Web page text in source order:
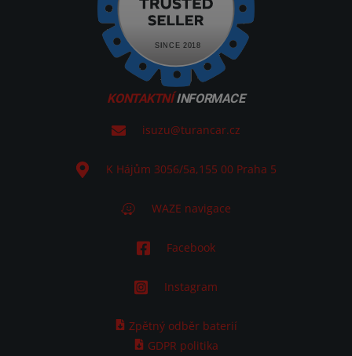
KONTAKTNÍINFORMACE
isuzu@turancar.cz
K Hájům 3056/5a,155 00 Praha 5
WAZE navigace
Facebook
Instagram
Zpětný odběr baterií
GDPR politika